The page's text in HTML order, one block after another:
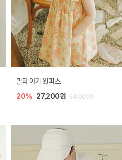
밀라 아기 원피스
20% 27,200원 34,000원